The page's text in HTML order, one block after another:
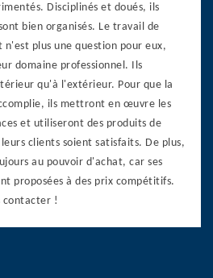
Disciplinés et doués, ils
bien organisés. Le travail de
plus une question pour eux,
domaine professionnel. Ils
qu'à l'extérieur. Pour que la
ils mettront en œuvre les
et utiliseront des produits de
clients soient satisfaits. De plus,
au pouvoir d'achat, car ses
proposées à des prix compétitifs.
contacter !